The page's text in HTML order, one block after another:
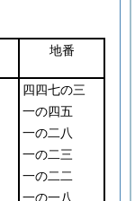
地番
四四七の三
一の四五
一の二八
一の二三
一の二二
一の一八